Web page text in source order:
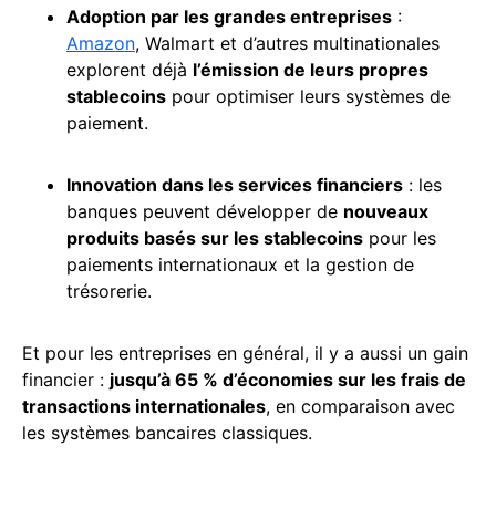
Adoption par les grandes entreprises :
Amazon, Walmart et d’autres multinationales
explorent déjà l’émission de leurs propres
stablecoins pour optimiser leurs systèmes de
paiement.
Innovation dans les services financiers : les
banques peuvent développer de nouveaux
produits basés sur les stablecoins pour les
paiements internationaux et la gestion de
trésorerie.
Et pour les entreprises en général, il y a aussi un gain
financier : jusqu’à 65 % d’économies sur les frais de
transactions internationales, en comparaison avec
les systèmes bancaires classiques.